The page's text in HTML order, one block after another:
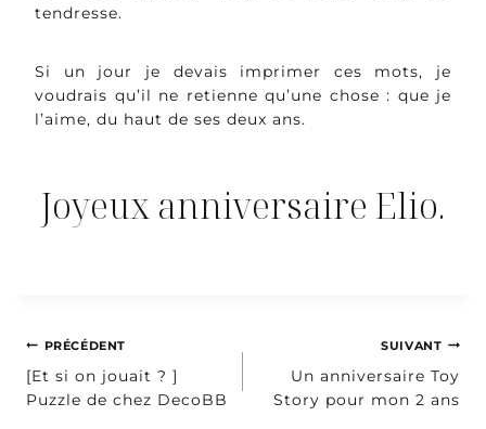
tendresse.
Si un jour je devais imprimer ces mots, je
voudrais qu’il ne retienne qu’une chose : que je
l’aime, du haut de ses deux ans.
Joyeux anniversaire Elio.
Navigation
de
PRÉCÉDENT
[Et si on jouait ? ]
Puzzle de chez DecoBB
SUIVANT
Un anniversaire Toy
Story pour mon 2 ans